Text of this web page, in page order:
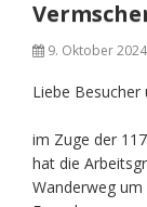
9. Oktober 2024
Liebe Besucher
im Zuge der
hat die
Wanderweg